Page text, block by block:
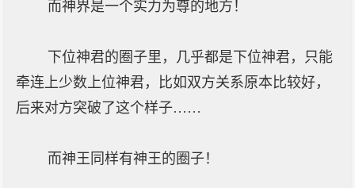
而神界是一个实力为尊的地方！
下位神君的圈子里，几乎都是下位神君，只能
牵连上少数上位神君，比如双方关系原本比较好，
后来对方突破了这个样子……
而神王同样有神王的圈子！